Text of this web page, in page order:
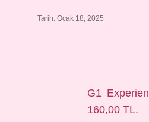
Tarih: Ocak 18, 2025
G1
160,00 TL.